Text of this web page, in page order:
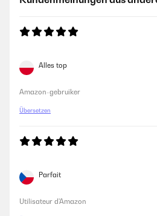
Alles top
Amazon-gebruiker
Übersetzen
Parfait
Utilisateur d'Amazon